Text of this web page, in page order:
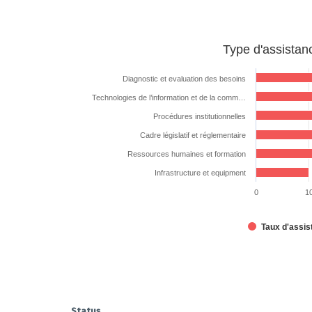
The chart has 1 Y axis displaying %. Data ranges from
Type
Taux
Diagnostic et evaluation des besoins
Technologies de l’information et de la comm…
Procédures institutionnelles
Cadre législatif et réglementaire
Ressources humaines et formation
Infrastructure et equipment
0